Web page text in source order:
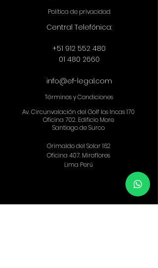
Política de privacidad
​​Central Telefónica:
+51 912 552 480
01 480 2660
info@ef-legal.com
Términos y Condiciones
Av. Circunvalación del Golf los Incas 170
Oficina 702. Edificio More
Santiago de Surco
Grimaldo del Solar 162
Oficina 407​. Miraflores
Lima Perú